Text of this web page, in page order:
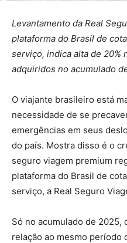
Levantamento da Real
plataforma do Brasil de
serviço, indica alta de 20%
adquiridos no acumulado
O viajante brasileiro está
necessidade de se
emergências em seus
do país. Mostra disso é o
seguro viagem premium
plataforma do Brasil de
serviço, a Real Seguro
Só no acumulado de 2025,
relação ao mesmo período